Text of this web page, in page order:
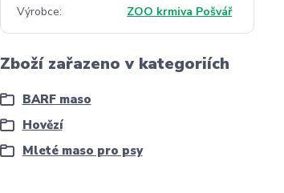
Výrobce ZOO krmiva Pošvář
Zboží zařazeno v kategoriích
BARF maso
Hovězí
Mleté maso pro psy